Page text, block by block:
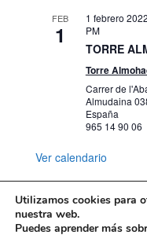
OCT
VIII
de
22
2023 /
OCT
Marq
FEB
1
1 febrero
PM
TORRE
Torre
Carrer de
Almudaina
España
965 14 90 06
Ver calendario
Utilizamos cookies para
nuestra web.
Puedes aprender más